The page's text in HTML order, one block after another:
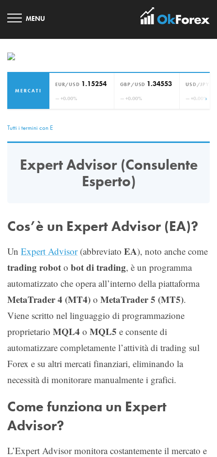
MERCATI
EUR/USD 1.15254
— +0.00%
GBP/USD 1.34553
— +0.00%
USD/JPY
— +0.00%
›
Tutti i termini con E
Expert Advisor (Consulente
Esperto)
Cos’è un Expert Advisor (EA)?
Un Expert Advisor(abbreviato EA), noto anche come
trading robot o bot di trading, è un programma
automatizzato che opera all’interno della piattaforma
MetaTrader 4 (MT4) o MetaTrader 5 (MT5).
Viene scritto nel linguaggio di programmazione
proprietario MQL4 o MQL5 e consente di
automatizzare completamente l’attività di trading sul
Forex e su altri mercati finanziari, eliminando la
necessità di monitorare manualmente i grafici.
Come funziona un Expert
Advisor?
L’Expert Advisor monitora costantemente il mercato e